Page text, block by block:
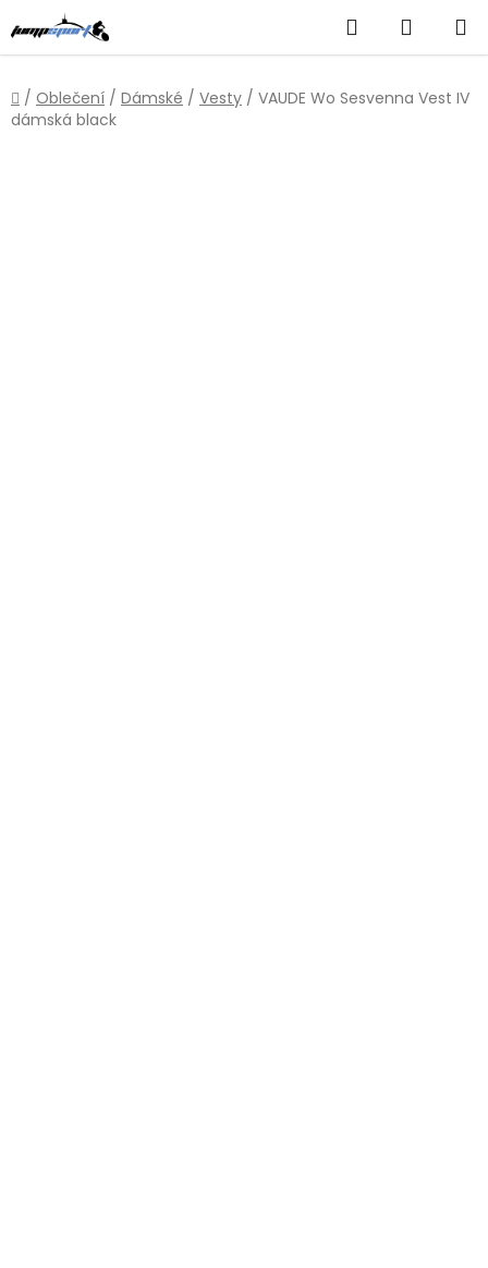
na
obsah
Hledat
KOŠÍK
Domů
/ Oblečení / Dámské / Vesty / VAUDE Wo Sesvenna Vest IV
dámská black